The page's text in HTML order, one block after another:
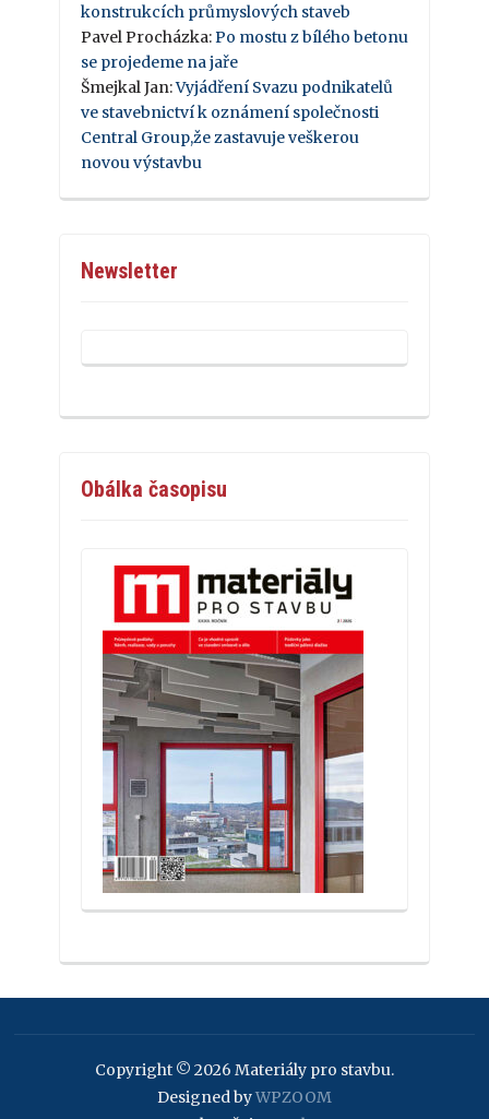
konstrukcích průmyslových staveb
Pavel Procházka: Po mostu z bílého betonu
se projedeme na jaře
Šmejkal Jan:Vyjádření Svazu podnikatelů
ve stavebnictví k oznámení společnosti
Central Group,že zastavuje veškerou
novou výstavbu
Newsletter
Obálka časopisu
Copyright © 2026 Materiály pro stavbu.
Designed byWPZOOM